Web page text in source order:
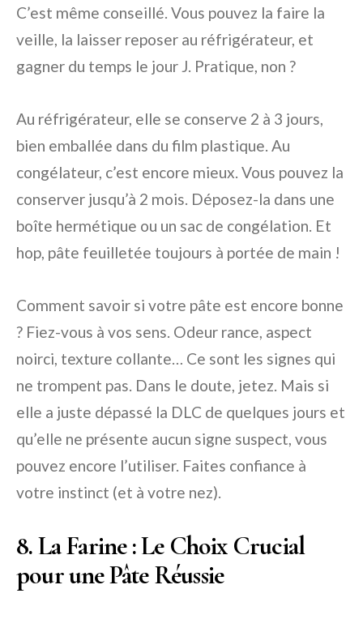
C’est même conseillé. Vous pouvez la faire la
veille, la laisser reposer au réfrigérateur, et
gagner du temps le jour J. Pratique, non ?
Au réfrigérateur, elle se conserve 2 à 3 jours,
bien emballée dans du film plastique. Au
congélateur, c’est encore mieux. Vous pouvez la
conserver jusqu’à 2 mois. Déposez-la dans une
boîte hermétique ou un sac de congélation. Et
hop, pâte feuilletée toujours à portée de main !
Comment savoir si votre pâte est encore bonne
? Fiez-vous à vos sens. Odeur rance, aspect
noirci, texture collante… Ce sont les signes qui
ne trompent pas. Dans le doute, jetez. Mais si
elle a juste dépassé la DLC de quelques jours et
qu’elle ne présente aucun signe suspect, vous
pouvez encore l’utiliser. Faites confiance à
votre instinct (et à votre nez).
8. La Farine : Le Choix Crucial
pour une Pâte Réussie